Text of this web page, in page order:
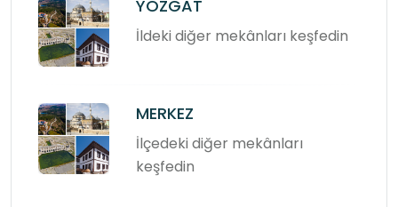
YOZGAT
İldeki diğer mekânları keşfedin
MERKEZ
İlçedeki diğer mekânları
keşfedin